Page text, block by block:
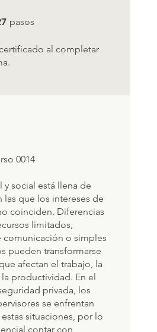
pasos
al completar
0014
y social está llena de
las que los intereses de
coinciden. Diferencias
limitados,
comunicación o simples
pueden transformarse
afectan el trabajo, la
productividad. En el
privada, los
se enfrentan
situaciones, por lo
contar con